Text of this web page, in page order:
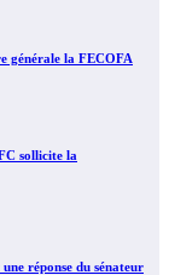
générale la FECOFA
sollicite la
réponse du sénateur